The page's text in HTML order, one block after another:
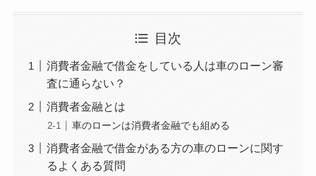
目次
消費者金融で借金をしている人は車のローン審
査に通らない？
消費者金融とは
車のローンは消費者金融でも組める
消費者金融で借金がある方の車のローンに関す
るよくある質問